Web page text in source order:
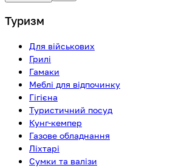
Туризм
Для військових
Грилі
Гамаки
Меблі для відпочинку
Гігієна
Туристичний посуд
Кунг-кемпер
Газове обладнання
Ліхтарі
Сумки та валізи